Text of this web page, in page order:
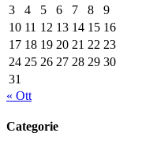
3
4 5 6 7 8
9
10 11 12 13 14 15 16
17 18 19 20 21 22 23
24 25 26 27 28 29 30
31
« Ott
Categorie